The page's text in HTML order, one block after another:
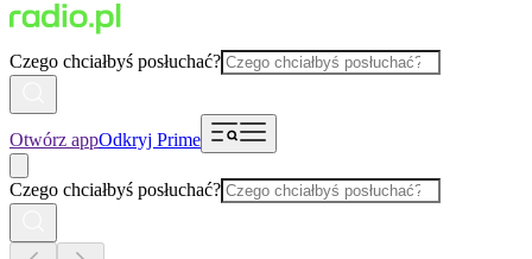
Czego chciałbyś posłuchać?
Otwórz appOdkryj Prime
Czego chciałbyś posłuchać?